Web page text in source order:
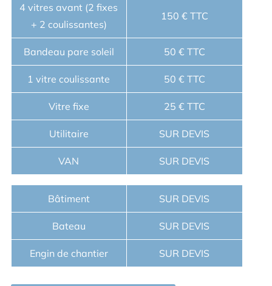
4 vitres avant (2 fixes
+ 2 coulissantes)
150 € TTC
Bandeau pare soleil 50 € TTC
1 vitre coulissante 50 € TTC
Vitre fixe 25 € TTC
Utilitaire SUR DEVIS
VAN SUR DEVIS
Bâtiment SUR DEVIS
Bateau SUR DEVIS
Engin de chantier SUR DEVIS